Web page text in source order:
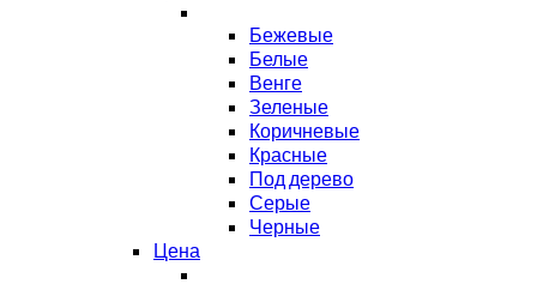
Бежевые
Белые
Венге
Зеленые
Коричневые
Красные
Под дерево
Серые
Черные
Цена